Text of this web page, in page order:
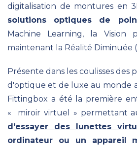
digitalisation de montures en
solutions optiques de
Machine Learning, la Vision
maintenant la Réalité Diminuée
Présente dans les coulisses des
d'optique et de luxe au monde
Fittingbox a été la première
«
miroir virtuel
» permettant
d'essayer des lunettes
ordinateur ou un appareil